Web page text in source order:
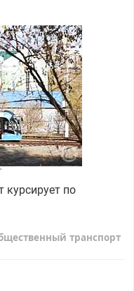
курсирует по
транспорт